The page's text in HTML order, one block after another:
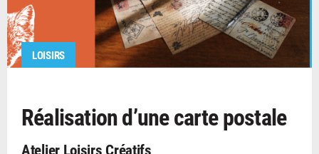
LOISIRS
Réalisation d’une carte postale
Atelier Loisirs Créatifs